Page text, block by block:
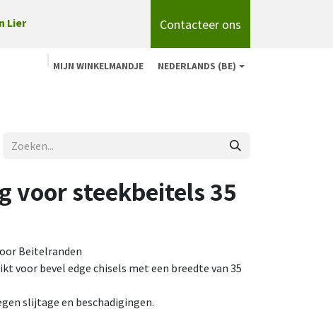
Lier Contacteer ons
MIJN WINKELMANDJE NEDERLANDS (BE)
voor steekbeitels 35
Beitelranden
voor bevel edge chisels met een breedte van 35
slijtage en beschadigingen.